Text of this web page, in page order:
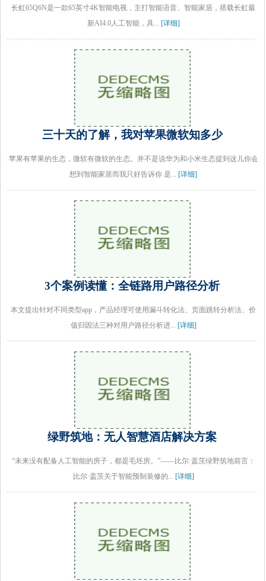
长虹65Q6N是一款65英寸4K智能电视，主打智能语音、智能家居，搭载长虹最
新AI4.0人工智能，具... [详细]
三十天的了解，我对苹果微软知多少
苹果有苹果的生态，微软有微软的生态。并不是说华为和小米生态提到这儿你会
想到智能家居而我只好告诉你 是... [详细]
3个案例读懂：全链路用户路径分析
本文提出针对不同类型app，产品经理可使用漏斗转化法、页面跳转分析法、价
值归因法三种对用户路径分析进... [详细]
绿野筑地：无人智慧酒店解决方案
“未来没有配备人工智能的房子，都是毛坯房。”——比尔·盖茨绿野筑地前言：
比尔·盖茨关于智能预制装修的... [详细]